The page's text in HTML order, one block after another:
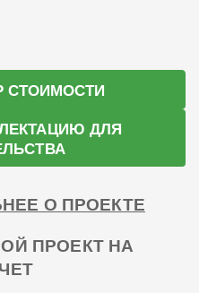
СТОИМОСТИ
ДЛЯ
О ПРОЕКТЕ
ПРОЕКТ НА